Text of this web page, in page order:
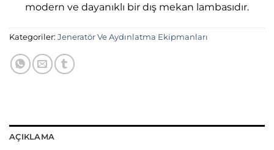
modern ve dayanıklı bir dış mekan lambasıdır.
Kategoriler: Jeneratör Ve Aydınlatma Ekipmanları
AÇIKLAMA